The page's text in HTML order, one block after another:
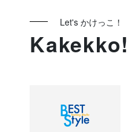
Let's かけっこ！
Kakekko!